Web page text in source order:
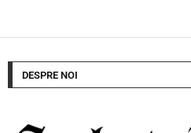
DESPRE NOI